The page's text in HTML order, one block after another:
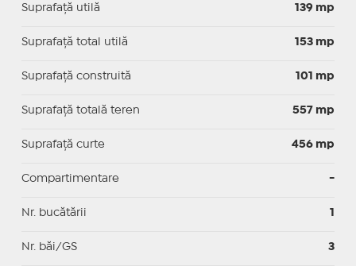
Suprafaţă utilă 139 mp
Suprafaţă total utilă 153 mp
Suprafaţă construită 101 mp
Suprafață totală teren 557 mp
Suprafaţă curte 456 mp
Compartimentare -
Nr. bucătării 1
Nr. băi/GS 3